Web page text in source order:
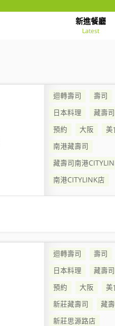
新進餐廳
Latest
迴轉壽司 壽司
日本料理
藏壽司
預約
大阪
美
南港藏壽司
藏壽司南港
南港CITYLINK店
迴轉壽司 壽司
日本料理
藏壽司
預約
大阪
美
新莊藏壽司
藏
新莊思源路店